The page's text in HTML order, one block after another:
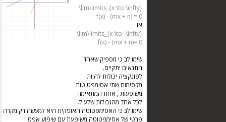
\lim\limits_{x \to \infty}
f(x) - (mx + n) = 0
או
\lim\limits_{x \to -\infty}
f(x) - (mx + n)= 0
שימו לב כי מספיק שאחד
התנאים יתקיים.
לפונקציה יכולות להיות
מקסימום שתי אסימפטוטות
משופעות , אחת המתאימה
לכל אחד מהגבולות שלעיל.
שימו לב כי האסימפטוטה האופקית היא למעשה רק מקרה
פרטי של אסימפטוטה משופעת עם שיפוע אפס.